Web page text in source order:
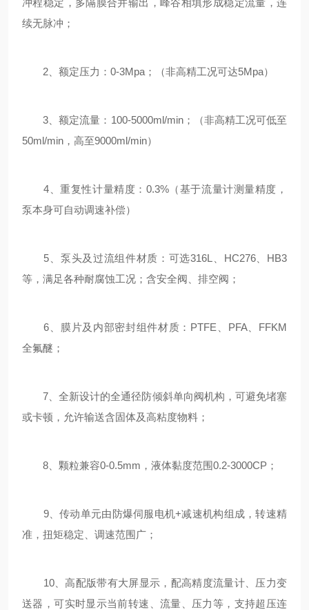
冲程稳定，多隔膜合并输出，峰谷相填形成稳定流量，连
续无脉冲；
2、额定压力：0-3Mpa；（非高精工况可达5Mpa）
3、额定流量：100-5000ml/min；（非高精工况可低至
50ml/min，高至9000ml/min）
4、重复性计量精度：0.3%（基于流量计测量精度，
泵本身可自动调速补偿）
5、泵头及过流组件材质：可选316L、HC276、HB3
等，满足各种耐腐蚀工况；含安全阀、排空阀；
6、膜片及内部密封组件材质：PTFE、PFA、FFKM
全氟醚；
7、全新设计的全通径防倾斜单向阀机构，可避免堵塞
或卡顿，允许输送含固体及高粘度物料；
8、颗粒兼容0-0.5mm，液体黏度范围0.2-3000CP；
9、传动单元由防爆伺服电机+减速机构组成，转速精
准，扭矩稳定、调速范围广；
10、高配版带有大屏显示，配高精度流量计、压力变
送器，可实时显示当前转速、流量、压力等，支持超压连